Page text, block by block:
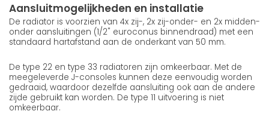
Aansluitmogelijkheden en installatie
De radiator is voorzien van 4x zij-, 2x zij-onder- en 2x midden-
onder aansluitingen (1/2" euroconus binnendraad) met een
standaard hartafstand aan de onderkant van 50 mm.
De type 22 en type 33 radiatoren zijn omkeerbaar. Met de
meegeleverde J-consoles kunnen deze eenvoudig worden
gedraaid, waardoor dezelfde aansluiting ook aan de andere
zijde gebruikt kan worden. De type 11 uitvoering is niet
omkeerbaar.